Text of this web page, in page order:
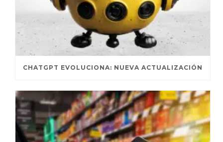
CHATGPT EVOLUCIONA: NUEVA ACTUALIZACIÓN